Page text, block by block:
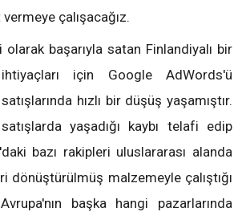
çalışacağız.
başarıyla satan Finlandiyalı bir
ihtiyaçları için Google AdWords'ü
hızlı bir düşüş yaşamıştır.
yaşadığı kaybı telafi edip
bazı rakipleri uluslararası alanda
dönüştürülmüş malzemeyle çalıştığı
başka hangi pazarlarında